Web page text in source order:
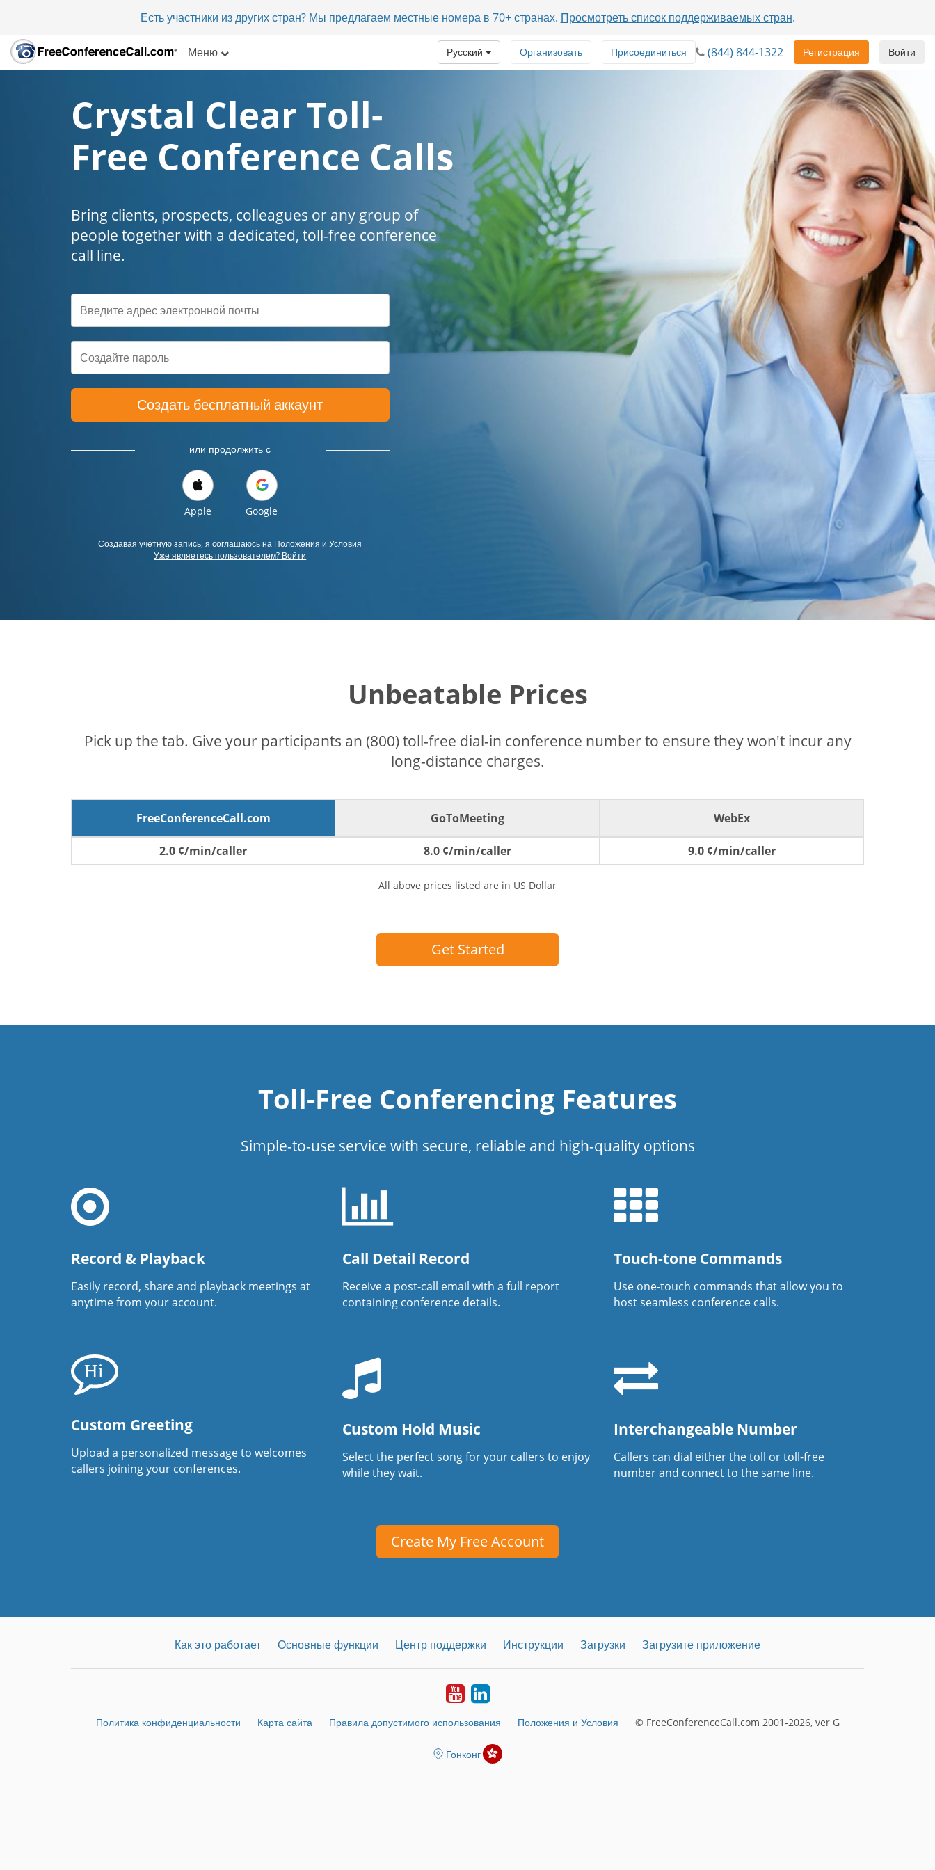
Есть участники из других стран? Мы предлагаем местные номера в 70+ странах. Просмотреть список поддерживаемых стран.
Меню Войти
Регистрация
(844) 844-1322
Присоединиться
Организовать
Русский
Crystal Clear Toll-
Free Conference Calls
Bring clients, prospects, colleagues or any group of
people together with a dedicated, toll-free conference
call line.
Создать бесплатный аккаунт
или продолжить с
Apple Google
Создавая учетную запись, я соглашаюсь на Положения и Условия
Уже являетесь пользователем? Войти
Unbeatable Prices
Pick up the tab. Give your participants an (800) toll-free dial-in conference number to ensure they won't incur any
long-distance charges.
FreeConferenceCall.com GoToMeeting WebEx
2.0 ¢/min/caller 8.0 ¢/min/caller 9.0 ¢/min/caller
All above prices listed are in US Dollar
Get Started
Toll-Free Conferencing Features
Simple-to-use service with secure, reliable and high-quality options
Record & Playback
Easily record, share and playback meetings at
anytime from your account.
Call Detail Record
Receive a post-call email with a full report
containing conference details.
Touch-tone Commands
Use one-touch commands that allow you to
host seamless conference calls.
Custom Greeting
Upload a personalized message to welcomes
callers joining your conferences.
Custom Hold Music
Select the perfect song for your callers to enjoy
while they wait.
Interchangeable Number
Callers can dial either the toll or toll-free
number and connect to the same line.
Create My Free Account
Как это работает Основные функции Центр поддержки Инструкции Загрузки Загрузите приложение
YoutubeLinkedIn
Политика конфиденциальности Карта сайта Правила допустимого использования Положения и Условия © FreeConferenceCall.com 2001-2026, ver G
Гонконг